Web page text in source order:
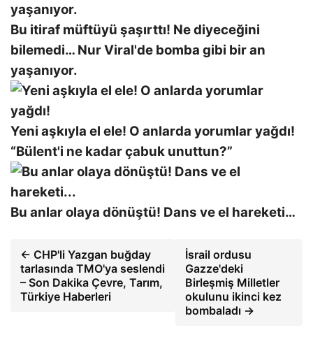
Bu itiraf müftüyü şaşırttı! Ne diyeceğini
bilemedi… Nur Viral'de bomba gibi bir an
yaşanıyor.
Yeni aşkıyla el ele! O anlarda yorumlar yağdı!
“Bülent'i ne kadar çabuk unuttun?”
Bu anlar olaya dönüştü! Dans ve el hareketi…
← CHP'li Yazgan buğday
tarlasında TMO'ya seslendi
– Son Dakika Çevre, Tarım,
Türkiye Haberleri
İsrail ordusu
Gazze'deki
Birleşmiş Milletler
okulunu ikinci kez
bombaladı →